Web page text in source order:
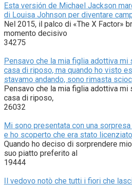
Esta versión de Michael Jackson
di Louisa Johnson per diventare
Nel 2015, il palco di «The X Factor»
momento decisivo
34275
Pensavo che la mia figlia adottiva mi
casa di riposo, ma quando ho visto
stavamo andando, sono rimasta
Pensavo che la mia figlia adottiva mi
casa di riposo,
26032
Mi sono presentata con una
e ho scoperto che era stato
Quando ho deciso di sorprendere
suo piatto preferito al
19444
Il vedovo notò che tutti i fiori che